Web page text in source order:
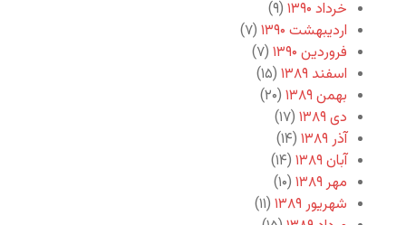
خرداد ۱۳۹۰
(۹)
اردیبهشت ۱۳۹۰
(۷)
فروردین ۱۳۹۰
(۷)
اسفند ۱۳۸۹
(۱۵)
بهمن ۱۳۸۹
(۲۰)
دی ۱۳۸۹
(۱۷)
آذر ۱۳۸۹
(۱۴)
آبان ۱۳۸۹
(۱۴)
مهر ۱۳۸۹
(۱۰)
شهریور ۱۳۸۹
(۱۱)